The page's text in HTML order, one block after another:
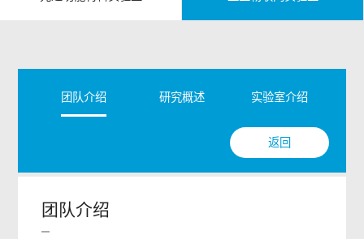
团队介绍 研究概述 实验室介绍
返回
团队介绍